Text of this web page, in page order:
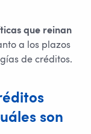
que reinan
a los plazos
de créditos.
son